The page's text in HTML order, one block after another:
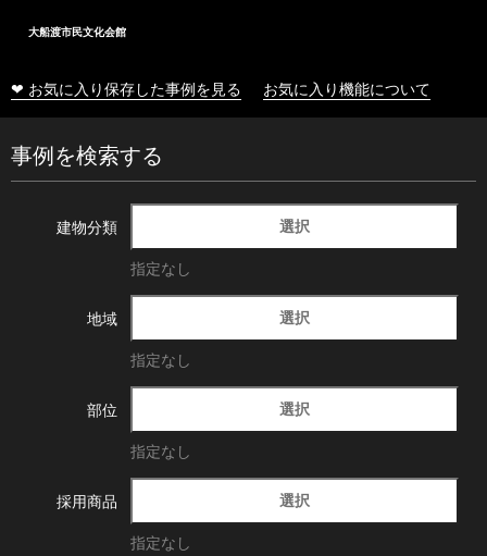
大船渡市民文化会館
❤ お気に入り保存した事例を見る お気に入り機能について
事例を検索する
建物分類 選択
指定なし
地域 選択
指定なし
部位 選択
指定なし
採用商品 選択
指定なし